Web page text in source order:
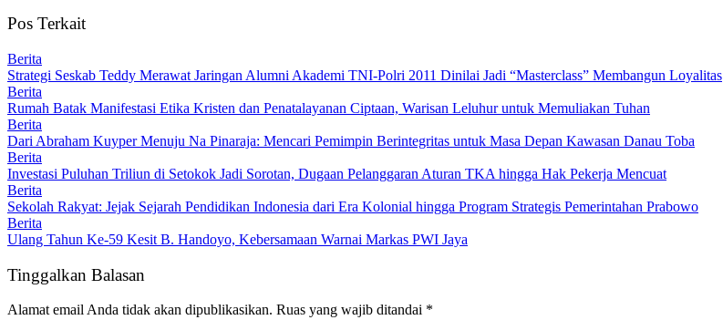
Pos Terkait
Berita
Strategi Seskab Teddy Merawat Jaringan Alumni Akademi TNI-Polri 2011 Dinilai Jadi “Masterclass” Membangun Loyalitas
Berita
Rumah Batak Manifestasi Etika Kristen dan Penatalayanan Ciptaan, Warisan Leluhur untuk Memuliakan Tuhan
Berita
Dari Abraham Kuyper Menuju Na Pinaraja: Mencari Pemimpin Berintegritas untuk Masa Depan Kawasan Danau Toba
Berita
Investasi Puluhan Triliun di Setokok Jadi Sorotan, Dugaan Pelanggaran Aturan TKA hingga Hak Pekerja Mencuat
Berita
Sekolah Rakyat: Jejak Sejarah Pendidikan Indonesia dari Era Kolonial hingga Program Strategis Pemerintahan Prabowo
Berita
Ulang Tahun Ke-59 Kesit B. Handoyo, Kebersamaan Warnai Markas PWI Jaya
Tinggalkan Balasan
Alamat email Anda tidak akan dipublikasikan. Ruas yang wajib ditandai *